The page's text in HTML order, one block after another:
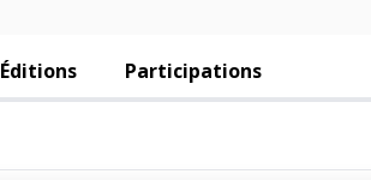
Éditions Participations